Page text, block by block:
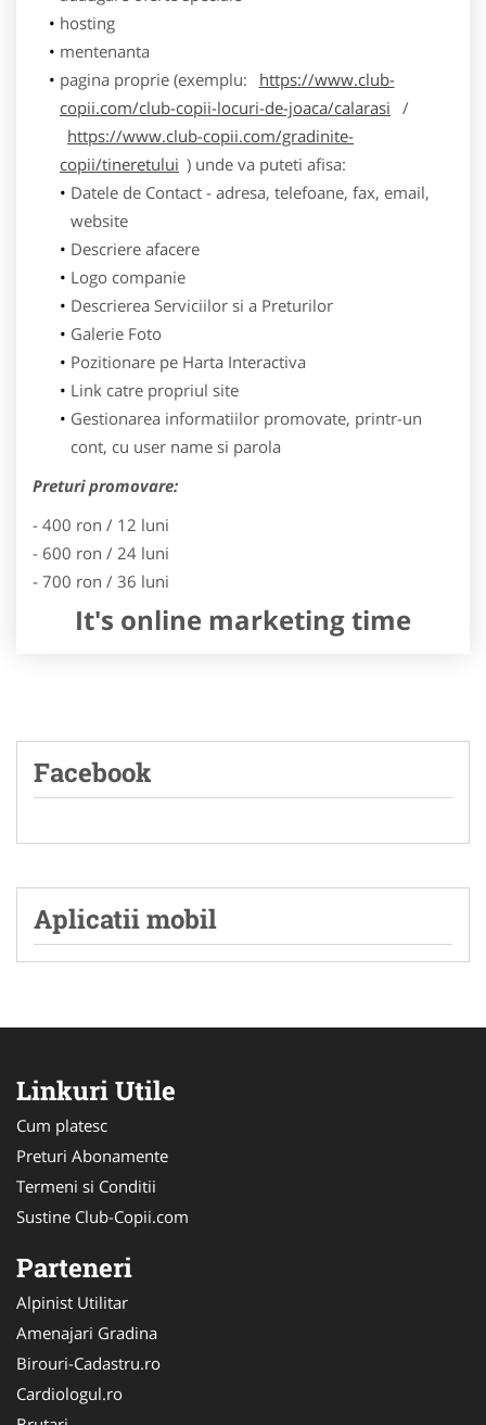
hosting
mentenanta
pagina proprie (exemplu:
https://www.club-
copii.com/club-copii-locuri-de-joaca/calarasi /
https://www.club-copii.com/gradinite-
copii/tineretului ) unde va puteti afisa:
Datele de Contact - adresa, telefoane, fax, email,
website
Descriere afacere
Logo companie
Descrierea Serviciilor si a Preturilor
Galerie Foto
Pozitionare pe Harta Interactiva
Link catre propriul site
Gestionarea informatiilor promovate, printr-un
cont, cu user name si parola
Preturi promovare:
- 400 ron / 12 luni
- 600 ron / 24 luni
- 700 ron / 36 luni
It's online marketing time
Facebook
Aplicatii mobil
Linkuri Utile
Cum platesc
Preturi Abonamente
Termeni si Conditii
Sustine Club-Copii.com
Parteneri
Alpinist Utilitar
Amenajari Gradina
Birouri-Cadastru.ro
Cardiologul.ro